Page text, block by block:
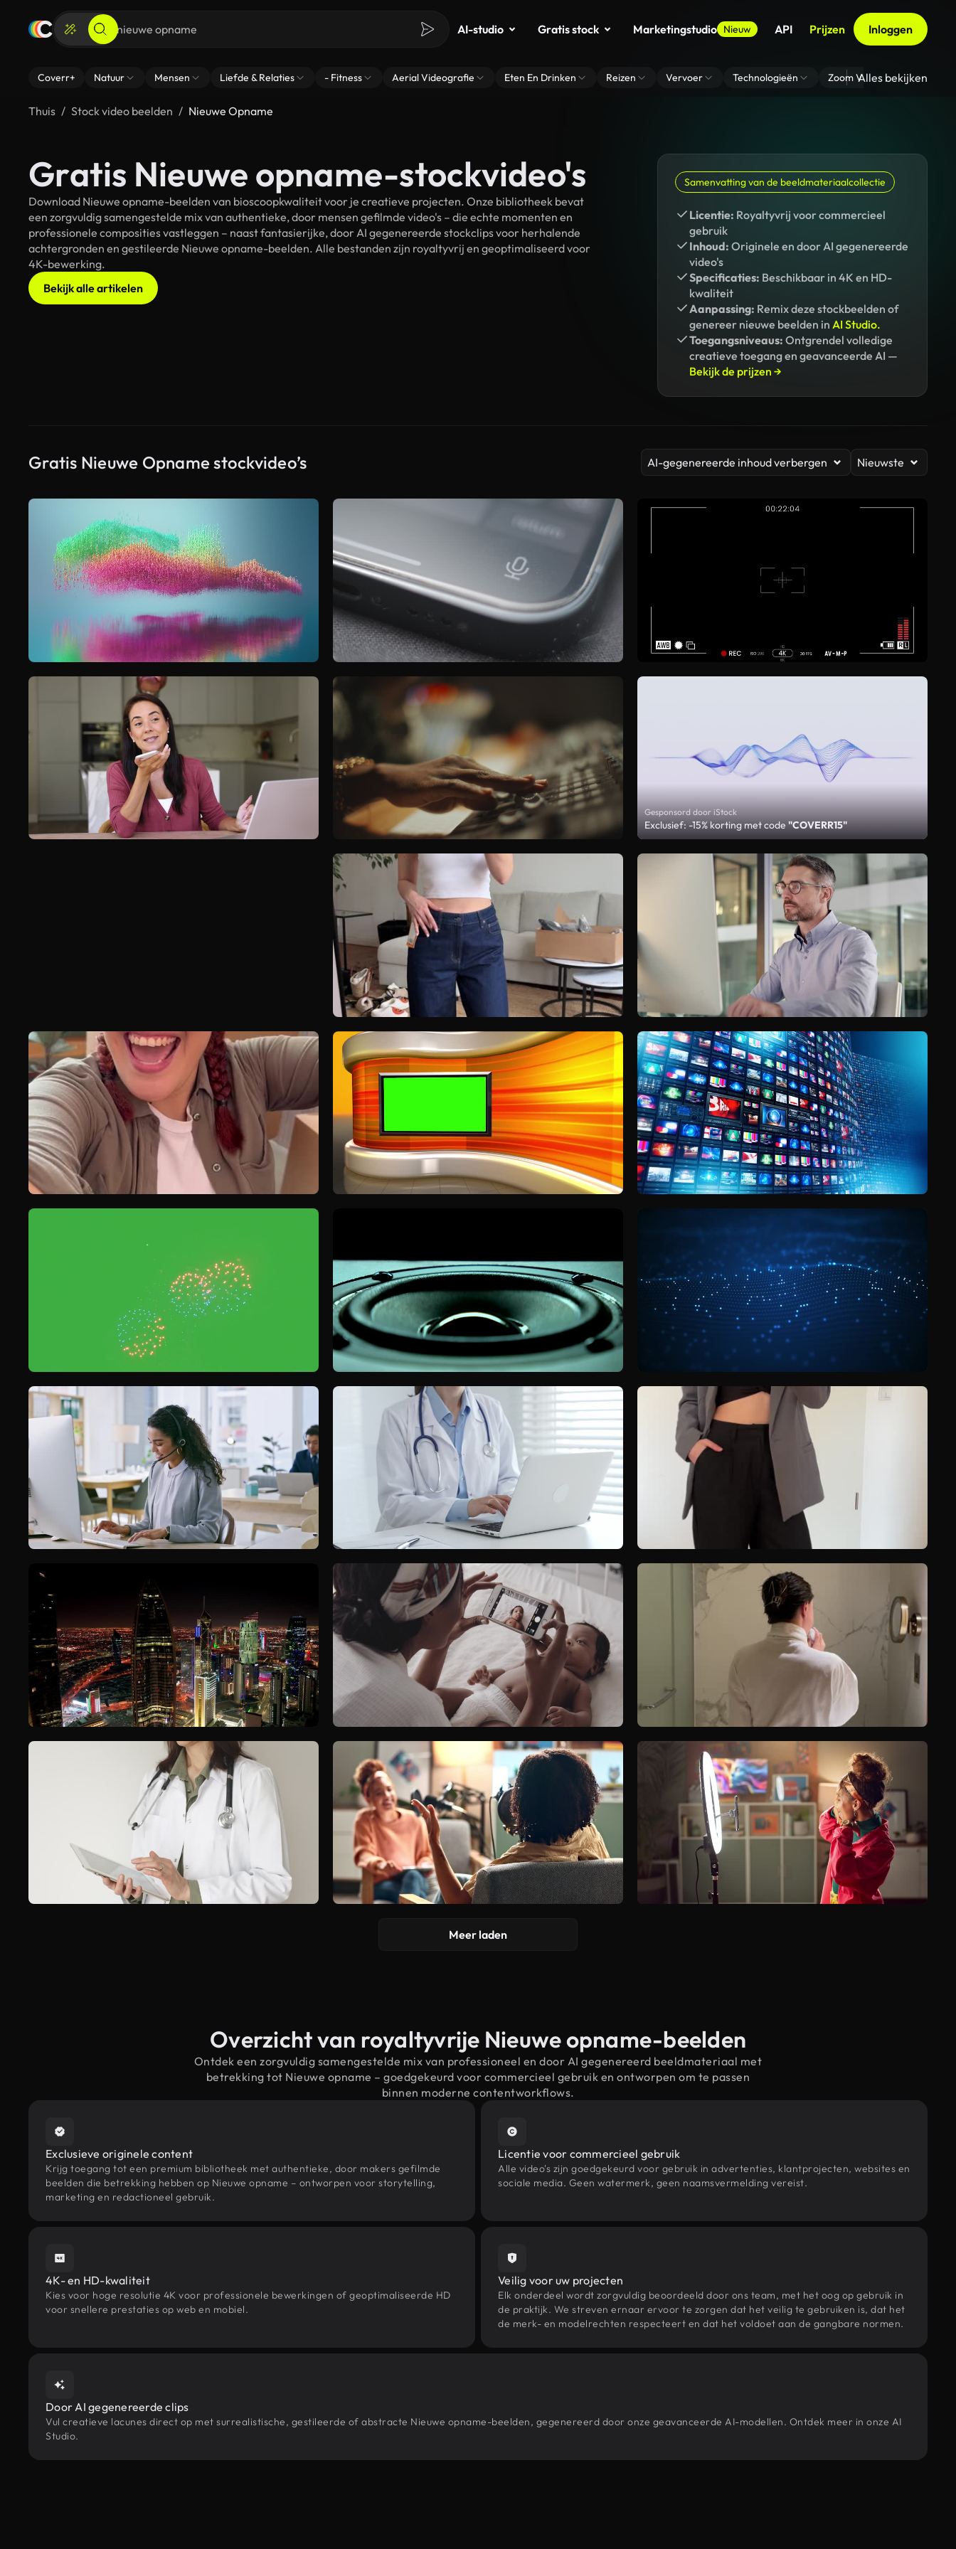
AI-studio Gratis stock Marketingstudio Nieuw API Prijzen Inloggen
Coverr+ Natuur Mensen Liefde & Relaties - Fitness Aerial Videografie Eten En Drinken Reizen Vervoer Technologieën Zoom Virtuele
Alles bekijken
Thuis Stock video beelden Nieuwe Opname
Gratis Nieuwe opname-stockvideo's
Download Nieuwe opname-beelden van bioscoopkwaliteit voor je creatieve projecten. Onze bibliotheek bevat
een zorgvuldig samengestelde mix van authentieke, door mensen gefilmde video's – die echte momenten en
professionele composities vastleggen – naast fantasierijke, door AI gegenereerde stockclips voor herhalende
achtergronden en gestileerde Nieuwe opname-beelden. Alle bestanden zijn royaltyvrij en geoptimaliseerd voor
4K-bewerking.
Bekijk alle artikelen
Samenvatting van de beeldmateriaalcollectie
Licentie: Royaltyvrij voor commercieel
gebruik
Inhoud: Originele en door AI gegenereerde
video's
Specificaties: Beschikbaar in 4K en HD-
kwaliteit
Aanpassing: Remix deze stockbeelden of
genereer nieuwe beelden in AI Studio.
Toegangsniveaus: Ontgrendel volledige
creatieve toegang en geavanceerde AI —
Bekijk de prijzen →
Gratis Nieuwe Opname stockvideo’s AI-gegenereerde inhoud verbergen Nieuwste
Gesponsord door iStock
Exclusief: -15% korting met code"COVERR15"
Meer laden
Overzicht van royaltyvrije Nieuwe opname-beelden
Ontdek een zorgvuldig samengestelde mix van professioneel en door AI gegenereerd beeldmateriaal met
betrekking tot Nieuwe opname – goedgekeurd voor commercieel gebruik en ontworpen om te passen
binnen moderne contentworkflows.
Exclusieve originele content
Krijg toegang tot een premium bibliotheek met authentieke, door makers gefilmde
beelden die betrekking hebben op Nieuwe opname – ontworpen voor storytelling,
marketing en redactioneel gebruik.
Licentie voor commercieel gebruik
Alle video's zijn goedgekeurd voor gebruik in advertenties, klantprojecten, websites en
sociale media. Geen watermerk, geen naamsvermelding vereist.
4K- en HD-kwaliteit
Kies voor hoge resolutie 4K voor professionele bewerkingen of geoptimaliseerde HD
voor snellere prestaties op web en mobiel.
Veilig voor uw projecten
Elk onderdeel wordt zorgvuldig beoordeeld door ons team, met het oog op gebruik in
de praktijk. We streven ernaar ervoor te zorgen dat het veilig te gebruiken is, dat het
de merk- en modelrechten respecteert en dat het voldoet aan de gangbare normen.
Door AI gegenereerde clips
Vul creatieve lacunes direct op met surrealistische, gestileerde of abstracte Nieuwe opname-beelden, gegenereerd door onze geavanceerde AI-modellen. Ontdek meer in onze AI
Studio.